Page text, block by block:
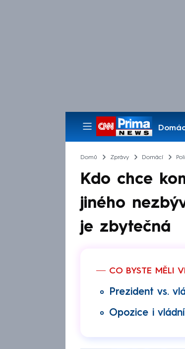
Domů Zprávy Domácí
Kdo chce
jiného
je zbytečná
CO BYSTE MĚLI
Prezident vs.
Opozice i